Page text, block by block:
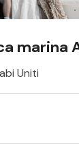
marina
Uniti